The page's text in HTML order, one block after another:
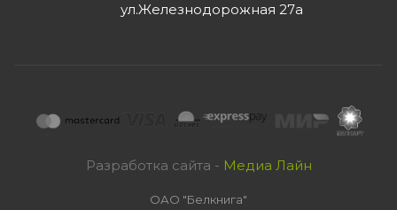
ул.Железнодорожная 27а
Разработка сайта - Медиа Лайн
ОАО "Белкнига"